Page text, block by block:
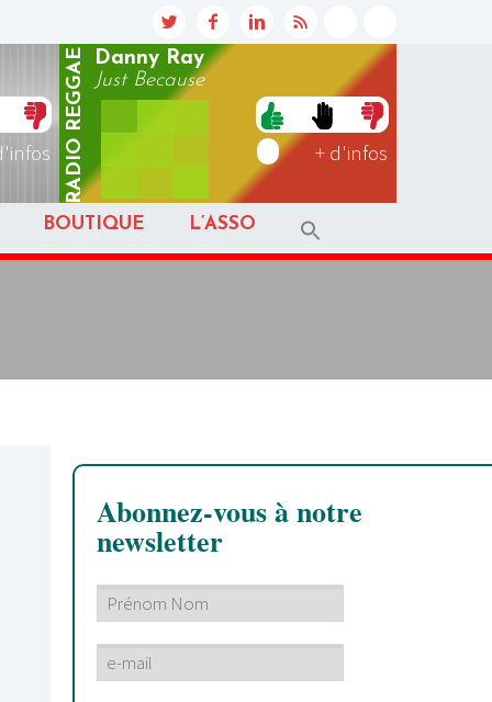
RADIO
REGGAE
Danny Ray
Just Because
+ d'infos
BOUTIQUE L’ASSO
Abonnez-vous à notre
newsletter